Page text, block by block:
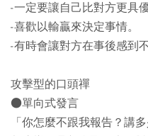
-一定要讓自己比對方更具優
-喜歡以輸贏來決定事情。
-有時會讓對方在事後感到不
攻擊型的口頭禪
●單向式發言
「你怎麼不跟我報告？講